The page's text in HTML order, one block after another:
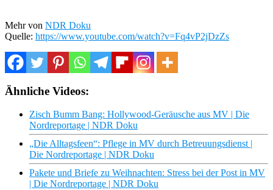
Mehr von NDR Doku
Quelle: https://www.youtube.com/watch?v=Fq4vP2jDzZs
Ähnliche Videos:
Zisch Bumm Bang: Hollywood-Geräusche aus MV | Die
Nordreportage | NDR Doku
„Die Alltagsfeen“: Pflege in MV durch Betreuungsdienst |
Die Nordreportage | NDR Doku
Pakete und Briefe zu Weihnachten: Stress bei der Post in MV
| Die Nordreportage | NDR Doku